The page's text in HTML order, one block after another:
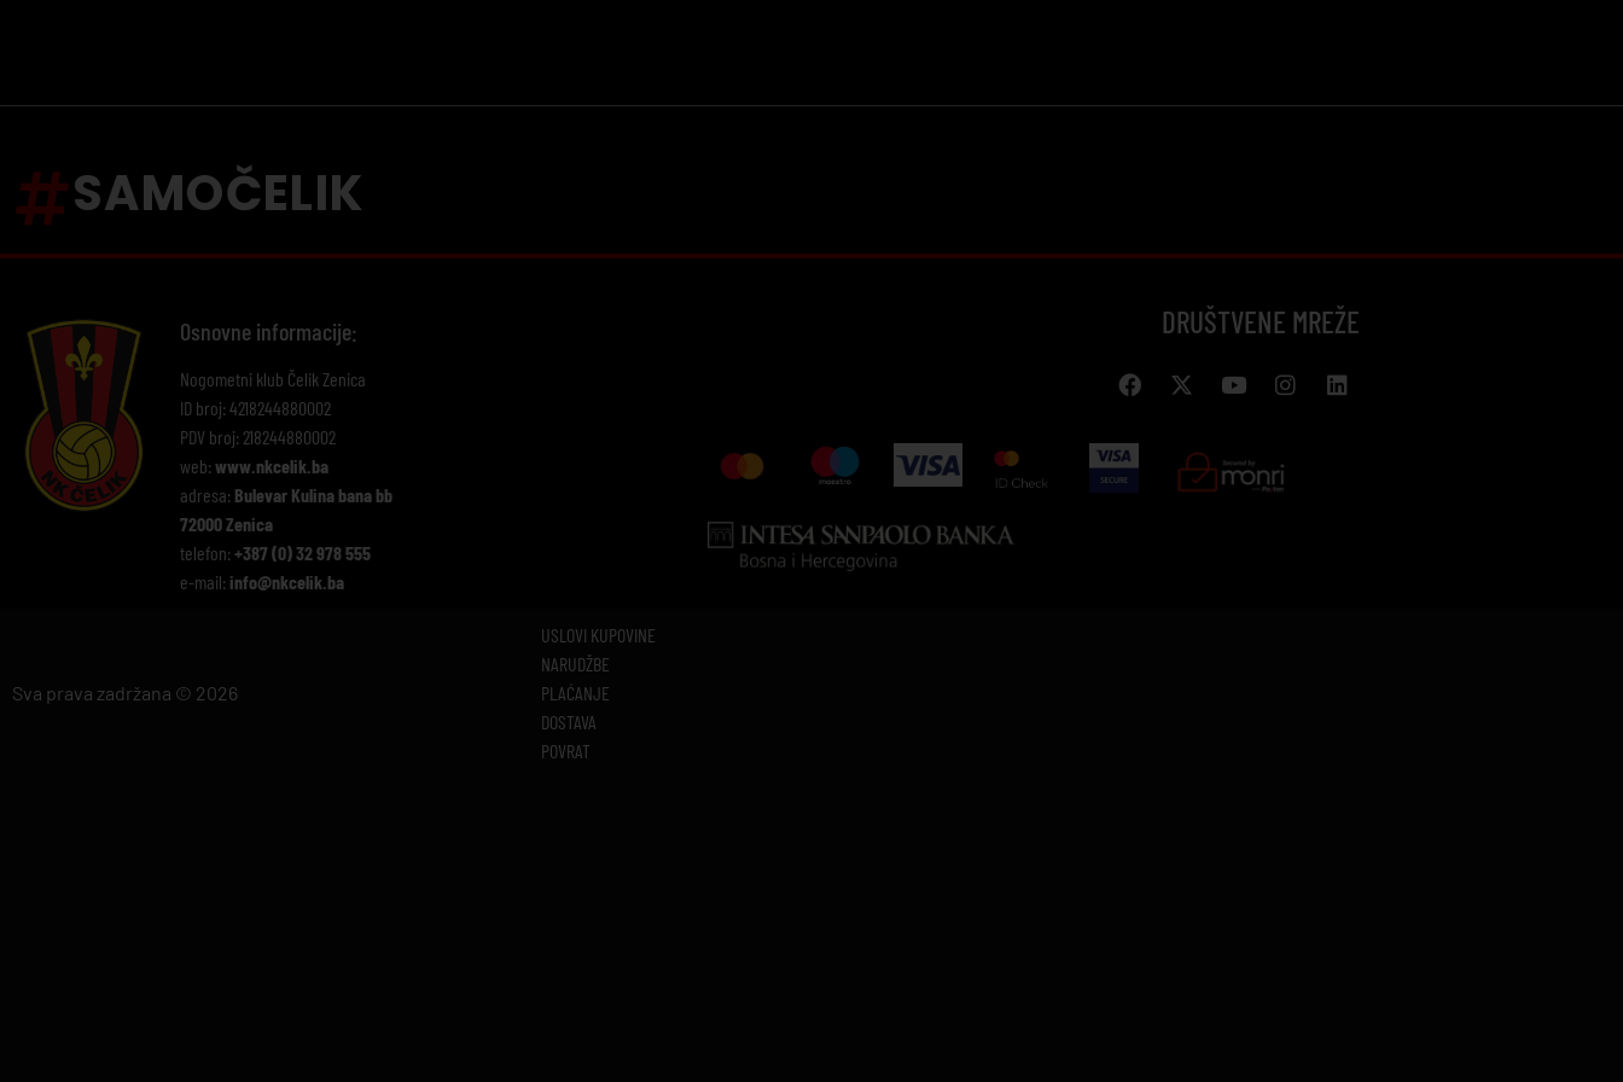
SAMOČELIK
Osnovne informacije:
Nogometni klub Čelik Zenica
ID broj: 4218244880002
PDV broj: 218244880002
web: www.nkcelik.ba
adresa: Bulevar Kulina bana bb
72000 Zenica
telefon: +387 (0) 32 978 555
e-mail: info@nkcelik.ba
DRUŠTVENE MREŽE
Sva prava zadržana © 2026
USLOVI KUPOVINE
NARUDŽBE
PLAĆANJE
DOSTAVA
POVRAT